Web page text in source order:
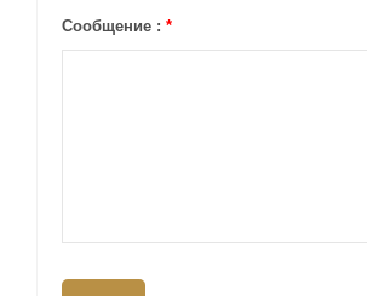
Сообщение : *